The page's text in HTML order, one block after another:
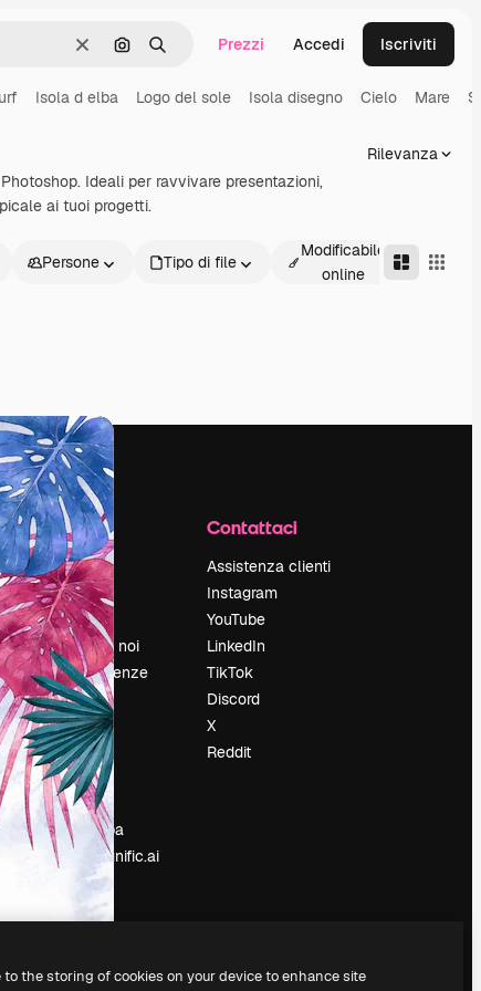
CancellaCerca per immagine
Ricerca Prezzi Accedi Iscriviti
Isola d elba Logo del sole Isola disegno Cielo Mare
Ideali per ravvivare presentazioni,
ai tuoi progetti.
Rilevanza
Persone Tipo di file
Modificabile
online
Azienda
Prezzi
Chi siamo
Recensioni
Lavora con noi
Cerca tendenze
Blog
Eventi
Slidesgo
Vendi i tuoi
contenuti
Sala stampa
Cerchi magnific.ai
Contattaci
Assistenza clienti
Instagram
YouTube
LinkedIn
TikTok
Discord
X
Reddit
to the storing of cookies on your device to enhance site